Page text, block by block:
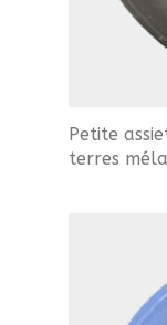
Petite
terres